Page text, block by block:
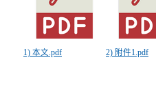
1) 本文.pdf 2) 附件1.pdf